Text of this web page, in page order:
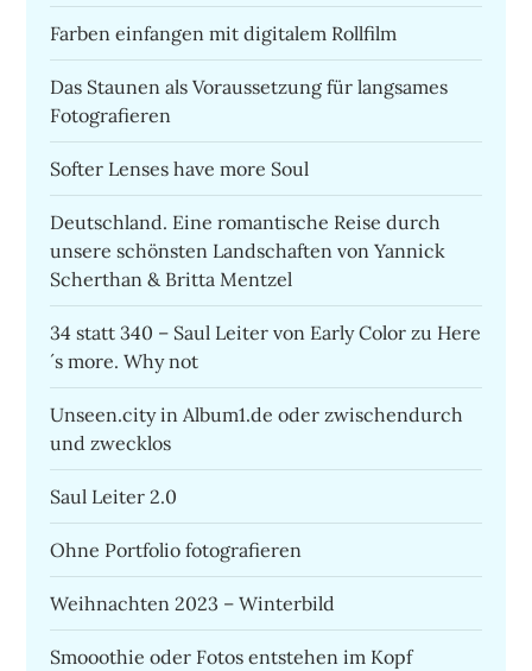
Farben einfangen mit digitalem Rollfilm
Das Staunen als Voraussetzung für langsames
Fotografieren
Softer Lenses have more Soul
Deutschland. Eine romantische Reise durch
unsere schönsten Landschaften von Yannick
Scherthan & Britta Mentzel
34 statt 340 – Saul Leiter von Early Color zu Here
´s more. Why not
Unseen.city in Album1.de oder zwischendurch
und zwecklos
Saul Leiter 2.0
Ohne Portfolio fotografieren
Weihnachten 2023 – Winterbild
Smooothie oder Fotos entstehen im Kopf